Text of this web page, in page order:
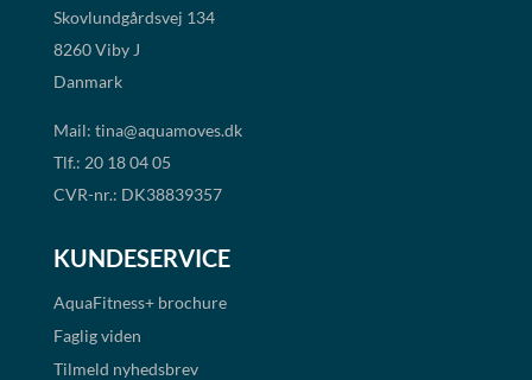
Skovlundgårdsvej 134
8260 Viby J
Danmark
Mail: tina@aquamoves.dk
Tlf.: 20 18 04 05
CVR-nr.: DK38839357
KUNDESERVICE
AquaFitness+ brochure
Faglig viden
Tilmeld nyhedsbrev